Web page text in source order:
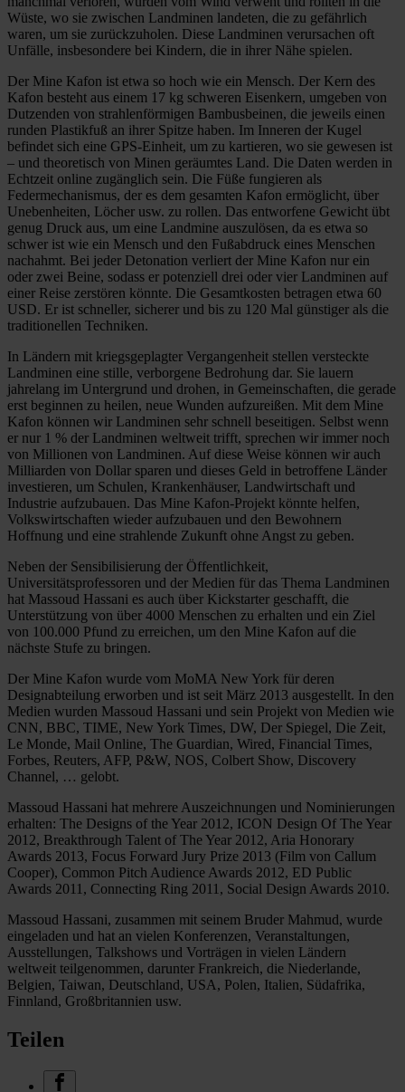
Wüste, wo sie zwischen Landminen landeten, die zu gefährlich
waren, um sie zurückzuholen. Diese Landminen verursachen oft
Unfälle, insbesondere bei Kindern, die in ihrer Nähe spielen.
Der Mine Kafon ist etwa so hoch wie ein Mensch. Der Kern des
Kafon besteht aus einem 17 kg schweren Eisenkern, umgeben von
Dutzenden von strahlenförmigen Bambusbeinen, die jeweils einen
runden Plastikfuß an ihrer Spitze haben. Im Inneren der Kugel
befindet sich eine GPS-Einheit, um zu kartieren, wo sie gewesen ist
– und theoretisch von Minen geräumtes Land. Die Daten werden in
Echtzeit online zugänglich sein. Die Füße fungieren als
Federmechanismus, der es dem gesamten Kafon ermöglicht, über
Unebenheiten, Löcher usw. zu rollen. Das entworfene Gewicht übt
genug Druck aus, um eine Landmine auszulösen, da es etwa so
schwer ist wie ein Mensch und den Fußabdruck eines Menschen
nachahmt. Bei jeder Detonation verliert der Mine Kafon nur ein
oder zwei Beine, sodass er potenziell drei oder vier Landminen auf
einer Reise zerstören könnte. Die Gesamtkosten betragen etwa 60
USD. Er ist schneller, sicherer und bis zu 120 Mal günstiger als die
traditionellen Techniken.
In Ländern mit kriegsgeplagter Vergangenheit stellen versteckte
Landminen eine stille, verborgene Bedrohung dar. Sie lauern
jahrelang im Untergrund und drohen, in Gemeinschaften, die gerade
erst beginnen zu heilen, neue Wunden aufzureißen. Mit dem Mine
Kafon können wir Landminen sehr schnell beseitigen. Selbst wenn
er nur 1 % der Landminen weltweit trifft, sprechen wir immer noch
von Millionen von Landminen. Auf diese Weise können wir auch
Milliarden von Dollar sparen und dieses Geld in betroffene Länder
investieren, um Schulen, Krankenhäuser, Landwirtschaft und
Industrie aufzubauen. Das Mine Kafon-Projekt könnte helfen,
Volkswirtschaften wieder aufzubauen und den Bewohnern
Hoffnung und eine strahlende Zukunft ohne Angst zu geben.
Neben der Sensibilisierung der Öffentlichkeit,
Universitätsprofessoren und der Medien für das Thema Landminen
hat Massoud Hassani es auch über Kickstarter geschafft, die
Unterstützung von über 4000 Menschen zu erhalten und ein Ziel
von 100.000 Pfund zu erreichen, um den Mine Kafon auf die
nächste Stufe zu bringen.
Der Mine Kafon wurde vom MoMA New York für deren
Designabteilung erworben und ist seit März 2013 ausgestellt. In den
Medien wurden Massoud Hassani und sein Projekt von Medien wie
CNN, BBC, TIME, New York Times, DW, Der Spiegel, Die Zeit,
Le Monde, Mail Online, The Guardian, Wired, Financial Times,
Forbes, Reuters, AFP, P&W, NOS, Colbert Show, Discovery
Channel, … gelobt.
Massoud Hassani hat mehrere Auszeichnungen und Nominierungen
erhalten: The Designs of the Year 2012, ICON Design Of The Year
2012, Breakthrough Talent of The Year 2012, Aria Honorary
Awards 2013, Focus Forward Jury Prize 2013 (Film von Callum
Cooper), Common Pitch Audience Awards 2012, ED Public
Awards 2011, Connecting Ring 2011, Social Design Awards 2010.
Massoud Hassani, zusammen mit seinem Bruder Mahmud, wurde
eingeladen und hat an vielen Konferenzen, Veranstaltungen,
Ausstellungen, Talkshows und Vorträgen in vielen Ländern
weltweit teilgenommen, darunter Frankreich, die Niederlande,
Belgien, Taiwan, Deutschland, USA, Polen, Italien, Südafrika,
Finnland, Großbritannien usw.
Teilen